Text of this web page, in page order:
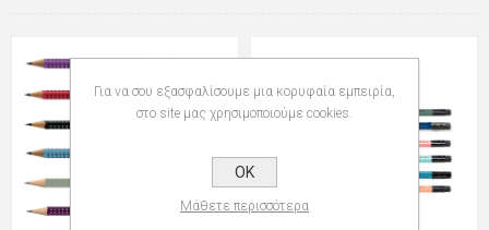
Για να σου εξασφαλίσουμε μια κορυφαία εμπειρία,
στο site μας χρησιμοποιούμε cookies.
OK
Μάθετε περισσότερα